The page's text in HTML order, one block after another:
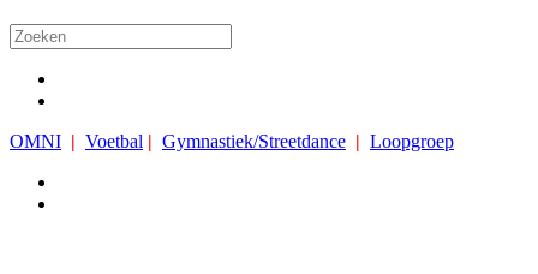
OMNI | Voetbal | Gymnastiek/Streetdance | Loopgroep